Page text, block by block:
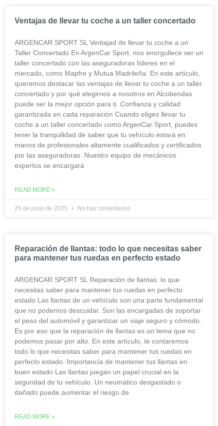
Ventajas de llevar tu coche a un taller concertado
ARGENCAR SPORT SL Ventajad de llevar tu coche a un
Taller Concertado En ArgenCar Sport, nos enorgullece ser un
taller concertado con las aseguradoras líderes en el
mercado, como Mapfre y Mutua Madrileña. En este artículo,
queremos destacar las ventajas de llevar tu coche a un taller
concertado y por qué elegirnos a nosotros en Alcobendas
puede ser la mejor opción para ti. Confianza y calidad
garantizada en cada reparación Cuando eliges llevar tu
coche a un taller concertado como ArgenCar Sport, puedes
tener la tranquilidad de saber que tu vehículo estará en
manos de profesionales altamente cualificados y certificados
por las aseguradoras. Nuestro equipo de mecánicos
expertos se encargará
READ MORE »
26 de junio de 2025 No hay comentarios
Reparación de llantas: todo lo que necesitas saber
para mantener tus ruedas en perfecto estado
ARGENCAR SPORT SL Reparación de llantas: lo que
necesitas saber para mantener tus ruedas en perfecto
estado Las llantas de un vehículo son una parte fundamental
que no podemos descuidar. Son las encargadas de soportar
el peso del automóvil y garantizar un viaje seguro y cómodo.
Es por eso que la reparación de llantas es un tema que no
podemos pasar por alto. En este artículo, te contaremos
todo lo que necesitas saber para mantener tus ruedas en
perfecto estado. Importancia de mantener tus llantas en
buen estado Las llantas juegan un papel crucial en la
seguridad de tu vehículo. Un neumático desgastado o
dañado puede aumentar el riesgo de
READ MORE »